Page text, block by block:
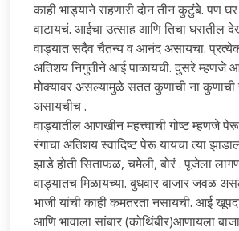
काही भाड्याने राहणारी दोन तीन कुटुंबे. पण
वाटायचं. आईचा उत्साह आणि तिचा घरातील
वाड्यात सदैव चैतन्य व आनंद असायचा.
अतिशय निगुतीने आई पाळायची. दुसरे म्हणजे
मोक्यावर असल्यामुळे सतत कुणाची ना कुणाची
असायचीच .
वाड्यातील आणखीन महत्त्वाची गोष्ट म्हणजे
रंगाचा अतिशय स्वादिष्ट पेरू यायचा त्या
झाडे होती सिताफळ, चमेली, बोरं . पूजेला
वाड्यातच मिळायच्या. बुधवार बाजार जवळ
भाजी यांची काही कमतरता नसायची. आई
आणि भावाला सांबार (कोथिंबीर)आणायला